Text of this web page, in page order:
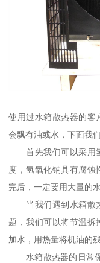
使用过水箱散热器的客
会飘有油或水，下面我
首先我们可以采用氢
度，氢氧化钠具有腐蚀
完后，一定要用大量的
当我们遇到水箱散热
题，我们可以将节温拆
加水，用热量将机油的
水箱散热器的日常保